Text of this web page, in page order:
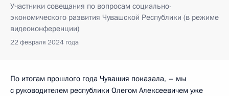
Участники совещания по вопросам социально-
экономического развития Чувашской Республики (в режиме
видеоконференции)
22 февраля 2024 года
По итогам прошлого года Чувашия показала, – мы
с руководителем республики Олегом Алексеевичем уже